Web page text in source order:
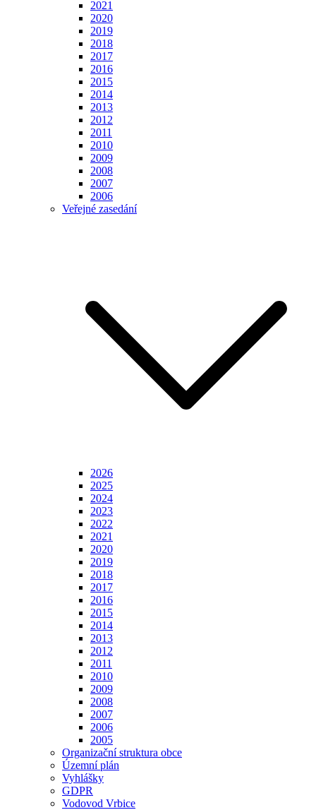
2021
2020
2019
2018
2017
2016
2015
2014
2013
2012
2011
2010
2009
2008
2007
2006
Veřejné zasedání
2026
2025
2024
2023
2022
2021
2020
2019
2018
2017
2016
2015
2014
2013
2012
2011
2010
2009
2008
2007
2006
2005
Organizační struktura obce
Územní plán
Vyhlášky
GDPR
Vodovod Vrbice